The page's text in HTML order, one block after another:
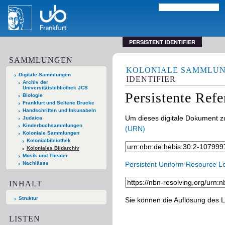
PERSISTENT IDENTIFIER
SAMMLUNGEN
Digitale Sammlungen
Archiv der
Universitätsbibliothek JCS
Biologie
Frankfurt und Seltene Drucke
Handschriften und Inkunabeln
Judaica
Kinderbuchsammlungen
Koloniale Sammlungen
Kolonialbibliothek
Koloniales Bildarchiv
Musik und Theater
Nachlässe
INHALT
Struktur
LISTEN
KOLONIALE
IDENTIFIER
Persistente
Um dieses digitale Dokument
(URN)
Persistent Uniform Resource
Sie können die Auflösung des